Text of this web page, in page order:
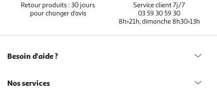
Retour produits : 30 jours
pour changer d’avis
Service client 7j/7
03 59 30 59 30
8h>21h, dimanche 8h30>13h
Besoin d'aide ?
Nos services